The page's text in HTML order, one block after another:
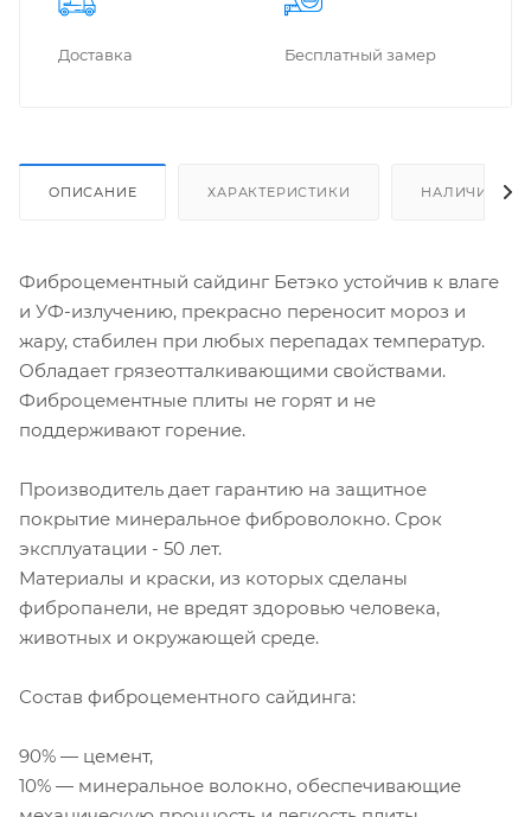
Доставка Бес­плат­ный замер
ОПИСАНИЕ ХАРАКТЕРИСТИКИ НАЛИЧИЕ
Фиброцементный сайдинг Бетэко устойчив к влаге
и УФ-излучению, прекрасно переносит мороз и
жару, стабилен при любых перепадах температур.
Обладает грязеотталкивающими свойствами.
Фиброцементные плиты не горят и не
поддерживают горение.
Производитель дает гарантию на защитное
покрытие минеральное фиброволокно. Срок
эксплуатации - 50 лет.
Материалы и краски, из которых сделаны
фибропанели, не вредят здоровью человека,
животных и окружающей среде.
Состав фиброцементного сайдинга:
90% — цемент,
10% — минеральное волокно, обеспечивающие